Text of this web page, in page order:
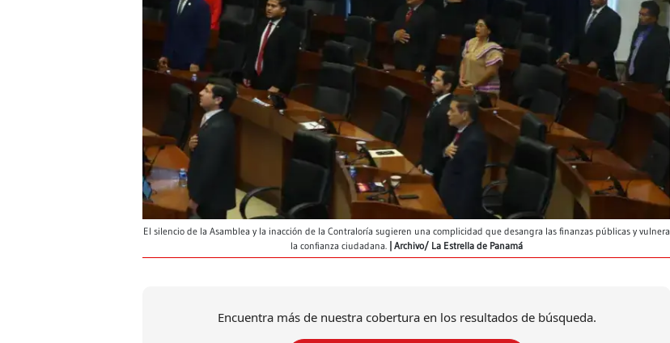
El silencio de la Asamblea y la inacción de la Contraloría sugieren una complicidad que desangra las finanzas públicas y vulnera
la confianza ciudadana.
Archivo/ La Estrella de Panamá
Encuentra más de nuestra cobertura en los resultados de búsqueda.